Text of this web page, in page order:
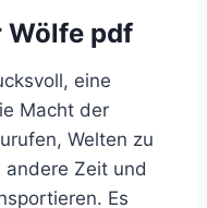
Wölfe pdf
eine
Macht der
Welten zu
Zeit und
Es